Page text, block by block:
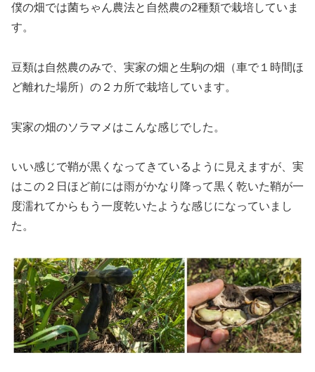
僕の畑では菌ちゃん農法と自然農の2種類で栽培していま
す。
豆類は自然農のみで、実家の畑と生駒の畑（車で１時間ほ
ど離れた場所）の２カ所で栽培しています。
実家の畑のソラマメはこんな感じでした。
いい感じで鞘が黒くなってきているように見えますが、実
はこの２日ほど前には雨がかなり降って黒く乾いた鞘が一
度濡れてからもう一度乾いたような感じになっていまし
た。